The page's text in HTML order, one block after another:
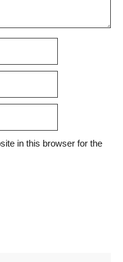
in this browser for the